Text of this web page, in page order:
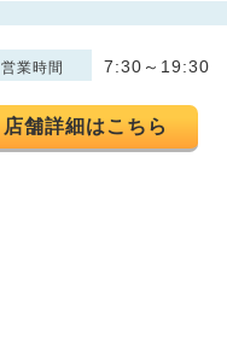
営業時間 7:30～19:30
店舗詳細はこちら